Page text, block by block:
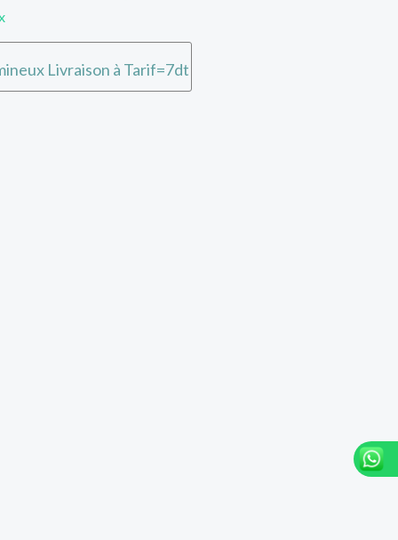
Livraison à Tarif=7dt